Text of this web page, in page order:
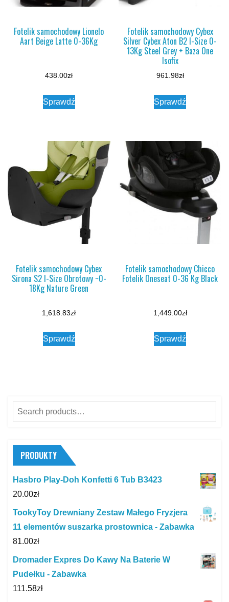
Fotelik samochodowy Lionelo
Aart Beige Latte 0-36Kg
438.00zł
Sprawdź
Fotelik samochodowy Cybex
Silver Cybex Aton B2 I-Size 0-
13Kg Steel Grey + Baza One
Isofix
961.98zł
Sprawdź
Fotelik samochodowy Cybex
Sirona S2 I-Size Obrotowy ~0-
18Kg Nature Green
1,618.83zł
Sprawdź
Fotelik samochodowy Chicco
Fotelik Oneseat 0-36 Kg Black
1,449.00zł
Sprawdź
Search
for:
PRODUKTY
Hasbro Play-Doh Konfetti 6 Tub B3423
20.00zł
TookyToy Drewniany Zestaw Małego Fryzjera
11 elementów suszarka prostownica - Zabawka
81.00zł
Dromader Expres Do Kawy Na Baterie W
Pudełku - Zabawka
111.58zł